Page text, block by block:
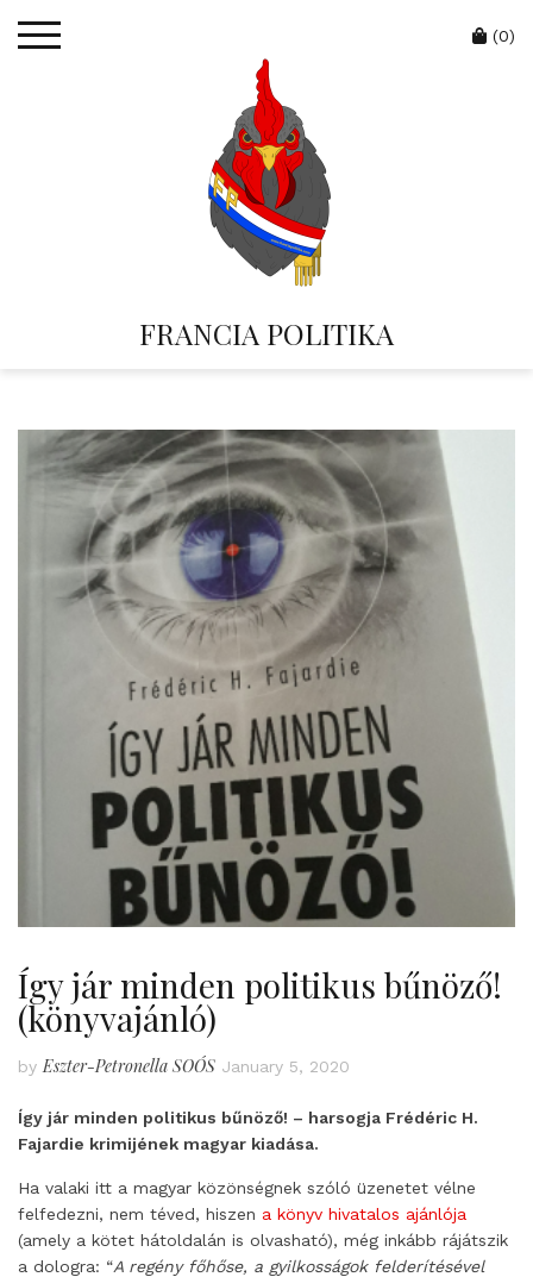
FRANCIA POLITIKA
Cart
(0)
Így jár minden politikus bűnöző!
(könyvajánló)
by Eszter-Petronella SOÓS January 5, 2020
Így jár minden politikus bűnöző! – harsogja Frédéric H.
Fajardie krimijének magyar kiadása.
Ha valaki itt a magyar közönségnek szóló üzenetet vélne
felfedezni, nem téved, hiszen a könyv hivatalos ajánlója
(amely a kötet hátoldalán is olvasható), még inkább rájátszik
a dologra: “A regény főhőse, a gyilkosságok felderítésével